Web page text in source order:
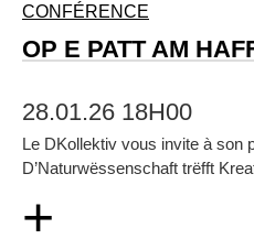
CONFÉRENCE
OP E PATT AM
28.01.26 18H00
Le DKollektiv vous invite à son
D’Naturwëssenschaft trëfft
+